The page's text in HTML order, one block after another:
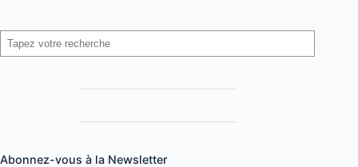
sur
les
technologiques
Rechercher
Abonnez-vous à la Newsletter